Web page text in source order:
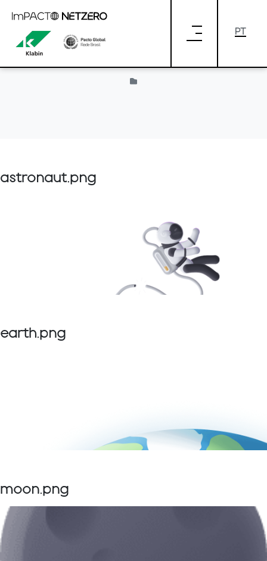
Provided by Liferay
astronaut.png
earth.png
moon.png